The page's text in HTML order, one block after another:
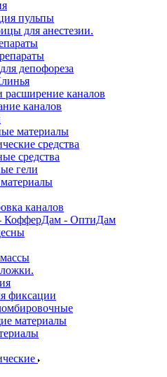
пульпы
для анестезии.
депофореза
расширение каналов
каналов
материалы
средства
средства
гели
каналов
КофферДам - ОптиДам
фиксации
материалы